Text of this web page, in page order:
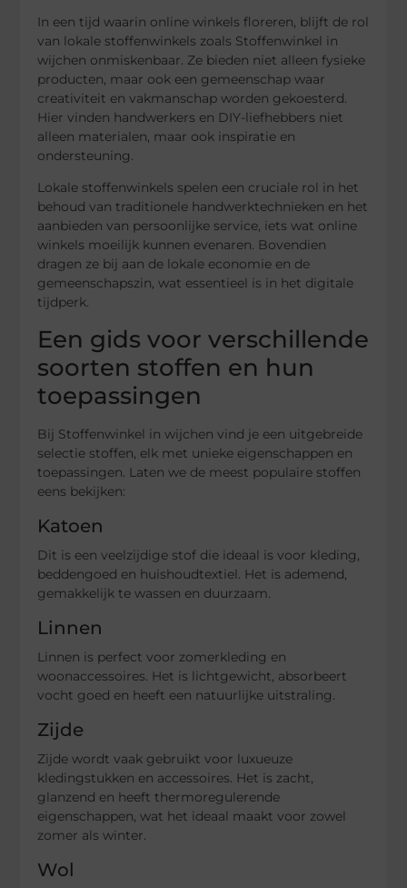
In een tijd waarin online winkels floreren, blijft de rol
van lokale stoffenwinkels zoals Stoffenwinkel in
wijchen onmiskenbaar. Ze bieden niet alleen fysieke
producten, maar ook een gemeenschap waar
creativiteit en vakmanschap worden gekoesterd.
Hier vinden handwerkers en DIY-liefhebbers niet
alleen materialen, maar ook inspiratie en
ondersteuning.
Lokale stoffenwinkels spelen een cruciale rol in het
behoud van traditionele handwerktechnieken en het
aanbieden van persoonlijke service, iets wat online
winkels moeilijk kunnen evenaren. Bovendien
dragen ze bij aan de lokale economie en de
gemeenschapszin, wat essentieel is in het digitale
tijdperk.
Een gids voor verschillende
soorten stoffen en hun
toepassingen
Bij Stoffenwinkel in wijchen vind je een uitgebreide
selectie stoffen, elk met unieke eigenschappen en
toepassingen. Laten we de meest populaire stoffen
eens bekijken:
Katoen
Dit is een veelzijdige stof die ideaal is voor kleding,
beddengoed en huishoudtextiel. Het is ademend,
gemakkelijk te wassen en duurzaam.
Linnen
Linnen is perfect voor zomerkleding en
woonaccessoires. Het is lichtgewicht, absorbeert
vocht goed en heeft een natuurlijke uitstraling.
Zijde
Zijde wordt vaak gebruikt voor luxueuze
kledingstukken en accessoires. Het is zacht,
glanzend en heeft thermoregulerende
eigenschappen, wat het ideaal maakt voor zowel
zomer als winter.
Wol